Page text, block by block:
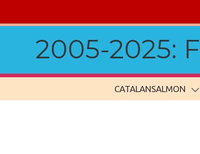
2005-2025:
CATALANSALMON